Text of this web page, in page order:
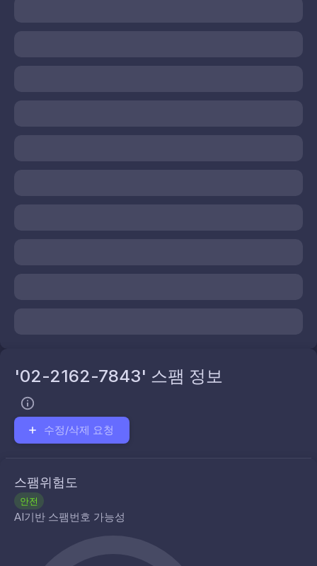
'02-2162-7843' 스팸 정보
수정/삭제 요청
스팸위험도
안전
AI기반 스팸번호 가능성